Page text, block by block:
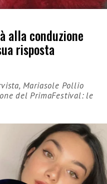
alla conduzione
risposta
Mariasole Pollio
del PrimaFestival: le